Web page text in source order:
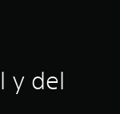
i
y del